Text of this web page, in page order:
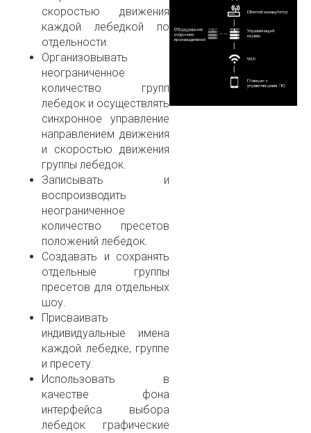
скоростью движения
каждой лебедкой по
отдельности.
Организовывать
неограниченное
количество групп
лебедок и осуществлять
синхронное управление
направлением движения
и скоростью движения
группы лебедок.
Записывать и
воспроизводить
неограниченное
количество пресетов
положений лебедок.
Создавать и сохранять
отдельные группы
пресетов для отдельных
шоу.
Присваивать
индивидуальные имена
каждой лебедке, группе
и пресету.
Использовать в
качестве фона
интерфейса выбора
лебедок графические